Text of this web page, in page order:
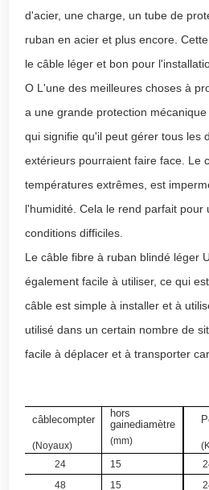
d'acier, une charge, un tube de
ruban en acier et plus encore.
le câble léger et bon pour
O L'une des meilleures choses à
a une grande protection
qui signifie qu'il peut gérer tous les
extérieurs pourraient faire face. Le
températures extrêmes, est
l'humidité. Cela le rend parfait pour
conditions difficiles.
Le câble fibre à ruban blindé léger
également facile à utiliser, ce qui
câble est simple à installer et à
utilisé dans un certain nombre de
facile à déplacer et à transporter
câblecompter
(Noyaux)
hors
gainediamètre
(mm)
24
15
48
15